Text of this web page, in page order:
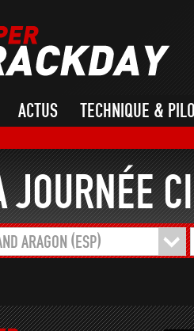
ACTUS TECHNIQUE &
JOURNÉE
ARAGON (ESP)